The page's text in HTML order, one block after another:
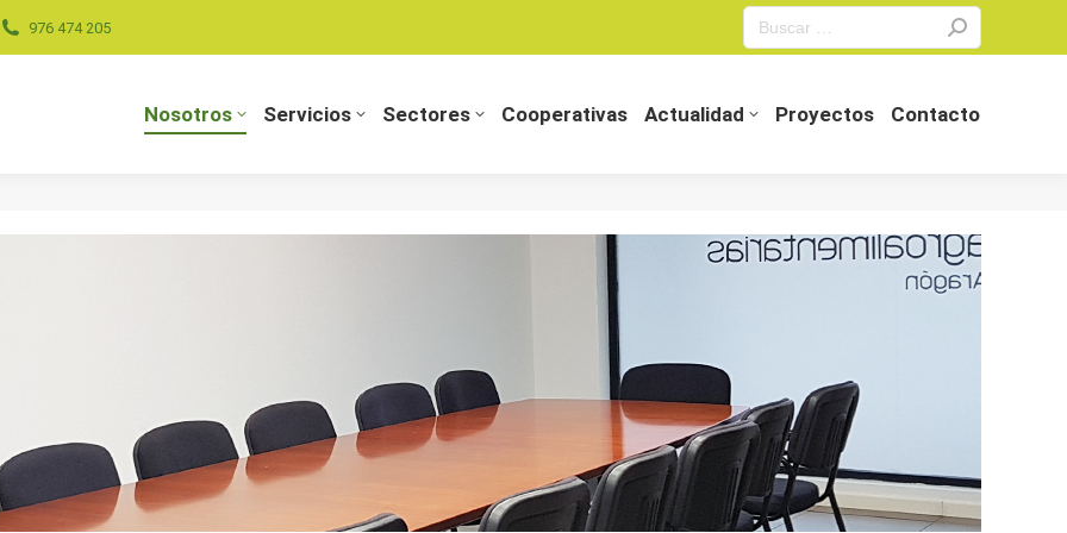
976 474 205
Search:
Nosotros Servicios Sectores Cooperativas Actualidad Proyectos Contacto
Actualidad Proyectos Contacto